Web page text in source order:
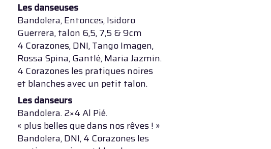
Les danseuses
Bandolera, Entonces, Isidoro
Guerrera, talon 6,5, 7,5 & 9cm
4 Corazones, DNI, Tango Imagen,
Rossa Spina, Gantlé, Maria Jazmin.
4 Corazones les pratiques noires
et blanches avec un petit talon.
Les danseurs
Bandolera. 2×4 Al Pié.
« plus belles que dans nos rêves ! »
Bandolera, DNI, 4 Corazones les